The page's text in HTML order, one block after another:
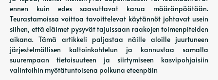
ennen kuin edes saavuttavat karua määränpäätään.
Teurastamoissa voittoa tavoittelevat käytännöt johtavat usein
siihen, että eläimet pysyvät tajuissaan raakojen toimenpiteiden
aikana. Tämä artikkeli paljastaa näille aloille juurtuneen
järjestelmällisen kaltoinkohtelun ja kannustaa samalla
suurempaan tietoisuuteen ja siirtymiseen kasvipohjaisiin
valintoihin myötätuntoisena polkuna eteenpäin